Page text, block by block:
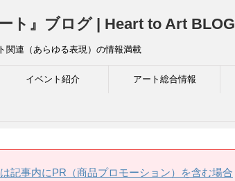
ト』ブログ | Heart to Art BLOG
関連（あらゆる表現）の情報満載
イベント紹介 アート総合情報
記事内にPR（商品プロモーション）を含む場合